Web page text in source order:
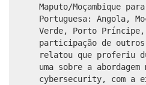
Maputo/Moçambique
Portuguesa: Angola,
Verde, Porto Príncipe,
participação de
relatou que proferiu
uma sobre a
cybersecurity, com a